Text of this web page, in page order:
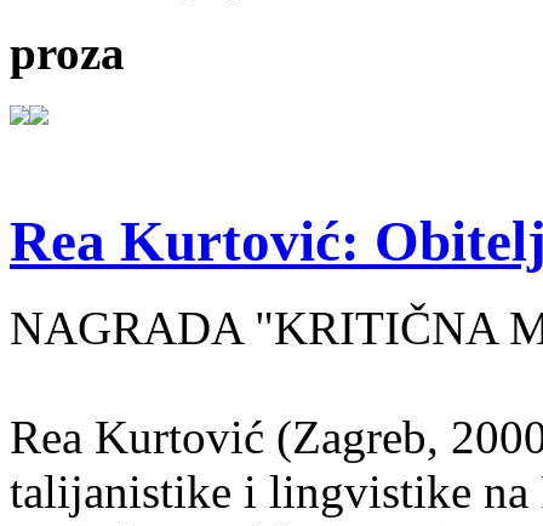
proza
Rea Kurtović:
NAGRADA "KRITIČNA
Rea Kurtović (Zagreb,
talijanistike i lingvistike